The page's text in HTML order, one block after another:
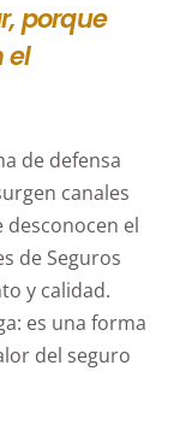
porque
el
de defensa
canales
el
de Seguros
y calidad.
es una forma
del seguro